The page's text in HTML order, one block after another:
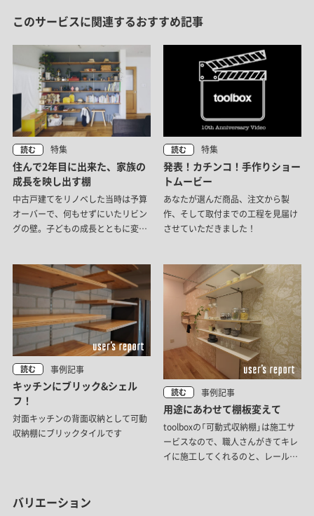
このサービスに関連するおすすめ記事
読む 特集
住んで2年目に出来た、家族の
成長を映し出す棚
中古戸建てをリノベした当時は予算
オーバーで、何もせずにいたリビン
グの壁。子どもの成長とともに変化
家族がみんなで使う棚をつくりまし
た。
読む 特集
発表！カチンコ！手作りショー
トムービー
あなたが選んだ商品、注文から製
作、そして取付までの工程を見届け
させていただきました！
読む 事例記事
キッチンにブリック&シェル
フ！
対面キッチンの背面収納として可動
収納棚にブリックタイルです
読む 事例記事
用途にあわせて棚板変えて
toolboxの「可動式収納棚」は施工サ
ービスなので、職人さんがきてキレ
イに施工してくれるのと、レールの
バリエーション